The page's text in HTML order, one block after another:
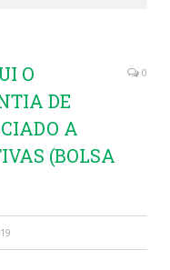
O
DE
A
(BOLSA
0